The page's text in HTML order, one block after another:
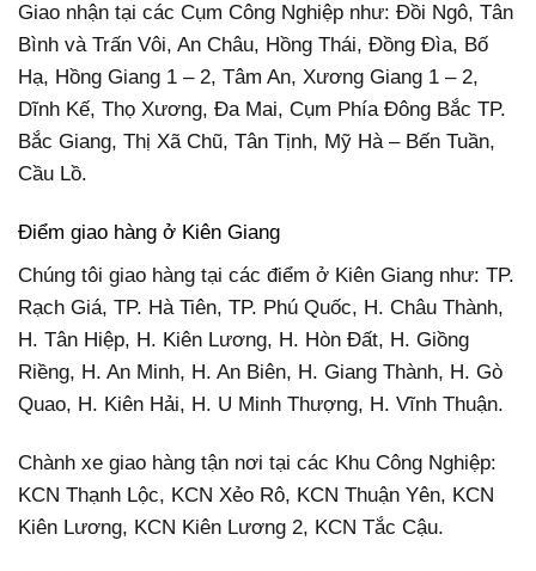
Giao nhận tại các Cụm Công Nghiệp như: Đồi Ngô, Tân
Bình và Trấn Vôi, An Châu, Hồng Thái, Đồng Đìa, Bố
Hạ, Hồng Giang 1 – 2, Tâm An, Xương Giang 1 – 2,
Dĩnh Kế, Thọ Xương, Đa Mai, Cụm Phía Đông Bắc TP.
Bắc Giang, Thị Xã Chũ, Tân Tịnh, Mỹ Hà – Bến Tuần,
Cầu Lồ.
Điểm giao hàng ở Kiên Giang
Chúng tôi giao hàng tại các điểm ở Kiên Giang như: TP.
Rạch Giá, TP. Hà Tiên, TP. Phú Quốc, H. Châu Thành,
H. Tân Hiệp, H. Kiên Lương, H. Hòn Đất, H. Giồng
Riềng, H. An Minh, H. An Biên, H. Giang Thành, H. Gò
Quao, H. Kiên Hải, H. U Minh Thượng, H. Vĩnh Thuận.
Chành xe giao hàng tận nơi tại các Khu Công Nghiệp:
KCN Thạnh Lộc, KCN Xẻo Rô, KCN Thuận Yên, KCN
Kiên Lương, KCN Kiên Lương 2, KCN Tắc Cậu.